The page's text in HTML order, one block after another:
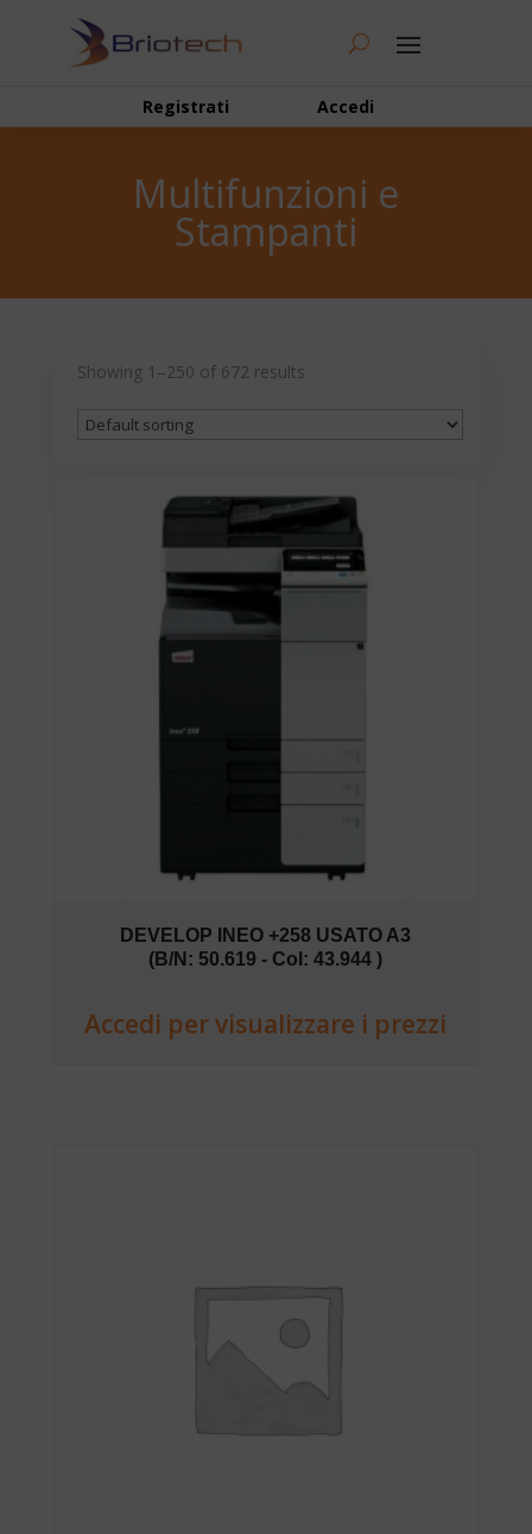
Registrati Accedi
Multifunzioni e
Stampanti
Showing 1–250 of 672 results
DEVELOP INEO +258 USATO A3
(B/N: 50.619 - Col: 43.944 )
Accedi per visualizzare i prezzi